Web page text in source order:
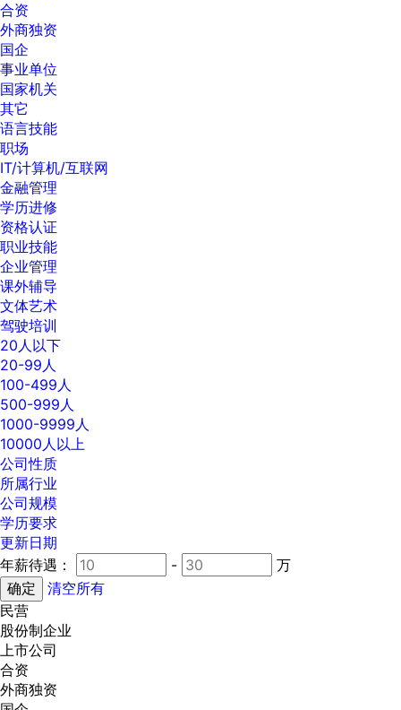
合资
外商独资
国企
事业单位
国家机关
其它
语言技能
职场
IT/计算机/互联网
金融管理
学历进修
资格认证
职业技能
企业管理
课外辅导
文体艺术
驾驶培训
20人以下
20-99人
100-499人
500-999人
1000-9999人
10000人以上
公司性质
所属行业
公司规模
学历要求
更新日期
年薪待遇：
-
万
清空所有
民营
股份制企业
上市公司
合资
外商独资